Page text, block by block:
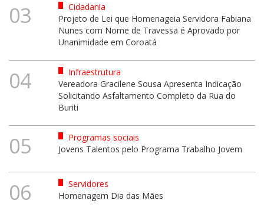
03
Cidadania
Projeto de Lei que Homenageia Servidora Fabiana
Nunes com Nome de Travessa é Aprovado por
Unanimidade em Coroatá
04
Infraestrutura
Vereadora Gracilene Sousa Apresenta Indicação
Solicitando Asfaltamento Completo da Rua do
Buriti
05
Programas sociais
Jovens Talentos pelo Programa Trabalho Jovem
06
Servidores
Homenagem Dia das Mães